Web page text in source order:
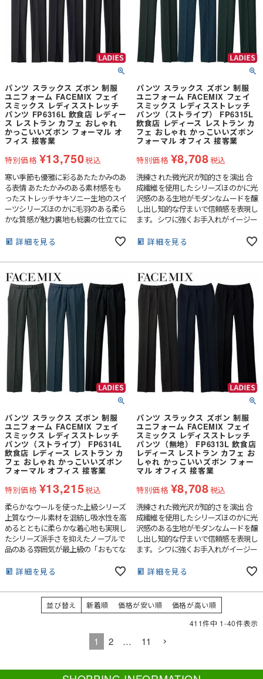
パンツ スラックス ズボン 制服
ユニフォーム FACEMIX フェイ
スミックス レディスストレッチ
パンツ FP6316L 飲食店 レディー
ス レストラン カフェ おしゃれ
かっこいいズボン フォーマル オ
フィス 接客業
特別価格 ¥13,750税込
寒い季節も優雅に彩るあたたかみのあ
る表情 あたたかみのある素材感をも
ったストレッチサキソニー生地のスイ
ーツシリーズほのかに毛羽のある柔ら
かな質感が魅力裏地も総裏の仕立てに
詳細を見る
パンツ スラックス ズボン 制服
ユニフォーム FACEMIX フェイ
スミックス レディスストレッチ
パンツ（ストライプ） FP6315L
飲食店 レディース レストラン カ
フェ おしゃれ かっこいいズボン
フォーマル オフィス 接客業
特別価格 ¥8,708税込
洗練された微光沢が知的さを演出 合
成繊維を使用したシリーズほのかに光
沢感のある生地がモダンなムードを醸
し出し知的な佇まいで信頼感を表現し
ます。シワに強くお手入れがイージー
詳細を見る
パンツ スラックス ズボン 制服
ユニフォーム FACEMIX フェイ
スミックス レディスストレッチ
パンツ（ストライプ） FP6314L
飲食店 レディース レストラン カ
フェ おしゃれ かっこいいズボン
フォーマル オフィス 接客業
特別価格 ¥13,215税込
柔らかなウールを使った上級シリーズ
上質なウール素材を混紡し吸水性を高
めるとともに柔らかな着心地も実現し
たシリーズ派手さを抑えたノーブルで
品のある雰囲気が最上級の「おもてな
詳細を見る
パンツ スラックス ズボン 制服
ユニフォーム FACEMIX フェイ
スミックス レディスストレッチ
パンツ（無地） FP6313L 飲食店
レディース レストラン カフェ お
しゃれ かっこいいズボン フォー
マル オフィス 接客業
特別価格 ¥8,708税込
洗練された微光沢が知的さを演出 合
成繊維を使用したシリーズほのかに光
沢感のある生地がモダンなムードを醸
し出し知的な佇まいで信頼感を表現し
ます。シワに強くお手入れがイージー
詳細を見る
並び替え 新着順 価格が安い順
価格が高い順
411件中 1-40件表示
1 2 … 11